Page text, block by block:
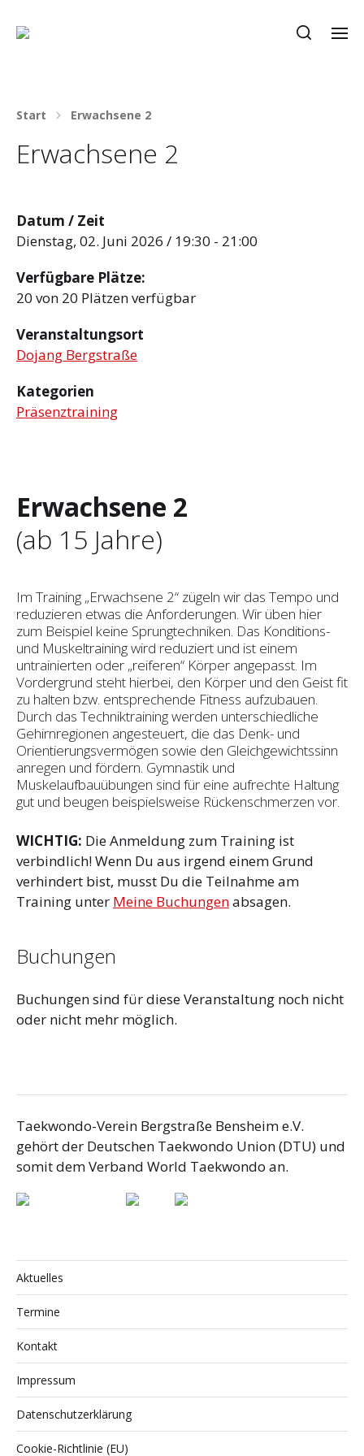
Start Erwachsene 2
Erwachsene 2
Datum / Zeit
Dienstag, 02. Juni 2026 / 19:30 - 21:00
Verfügbare Plätze:
20 von 20 Plätzen verfügbar
Veranstaltungsort
Dojang Bergstraße
Kategorien
Präsenztraining
Erwachsene 2
(ab 15 Jahre)
Im Training „Erwachsene 2“ zügeln wir das Tempo und
reduzieren etwas die Anforderungen. Wir üben hier
zum Beispiel keine Sprungtechniken. Das Konditions-
und Muskeltraining wird reduziert und ist einem
untrainierten oder „reiferen“ Körper angepasst. Im
Vordergrund steht hierbei, den Körper und den Geist fit
zu halten bzw. ent­sprechende Fitness aufzubauen.
Durch das Techniktraining werden unterschiedliche
Gehirnregionen angesteuert, die das Denk- und
Orientierungsvermögen sowie den Gleichgewichtssinn
anregen und fördern. Gymnastik und
Muskelaufbauübungen sind für eine aufrechte Haltung
gut und beugen beispielsweise Rückenschmerzen vor.
WICHTIG: Die Anmeldung zum Training ist
verbindlich! Wenn Du aus irgend einem Grund
verhindert bist, musst Du die Teilnahme am
Training unter Meine Buchungenabsagen.
Buchungen
Buchungen sind für diese Veranstaltung noch nicht
oder nicht mehr möglich.
Taekwondo-Verein Bergstraße Bensheim e.V.
gehört der Deutschen Taekwondo Union (DTU) und
somit dem Verband World Taekwondo an.
Aktuelles
Termine
Kontakt
Impressum
Datenschutzerklärung
Cookie-Richtlinie (EU)